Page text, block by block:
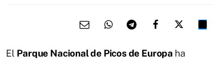
El Parque Nacional de Picos de Europa ha